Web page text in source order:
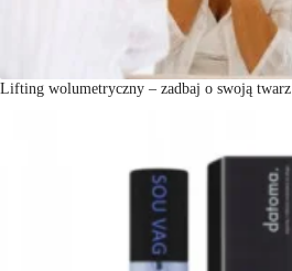
Lifting wolumetryczny – zadbaj o swoją twarz